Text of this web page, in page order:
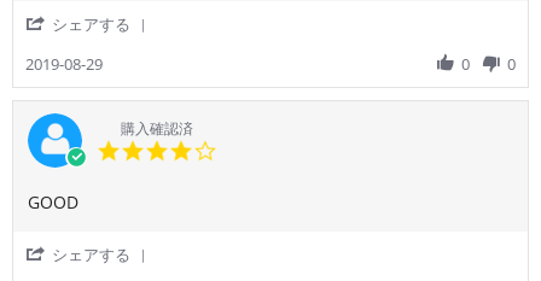
ご
利
者
様
on
29
Aug
2019
香
港
ラ
ゴ
ン
航
空
シェアする
by
ご
利
用
者
2019-08-29 0 0
購入確認済
Review
ご
利
review
GOOD
GOOD
シェアする